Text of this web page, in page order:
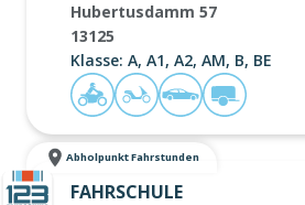
Hubertusdamm 57
13125
Klasse: A, A1, A2, AM, B, BE
Abholpunkt Fahrstunden
FAHRSCHULE